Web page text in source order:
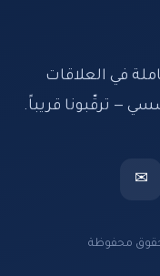
في العلاقات
— ترقّبونا قريباً.
✉